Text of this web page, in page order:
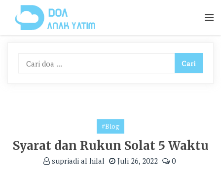
Content
#Blog
Syarat dan Rukun Solat 5 Waktu
supriadi al hilal Juli 26, 2022 0